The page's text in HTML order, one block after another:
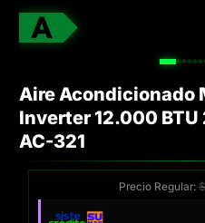
Aire Acondicionado
Inverter 12.000 BTU
AC-321
Precio Regular: